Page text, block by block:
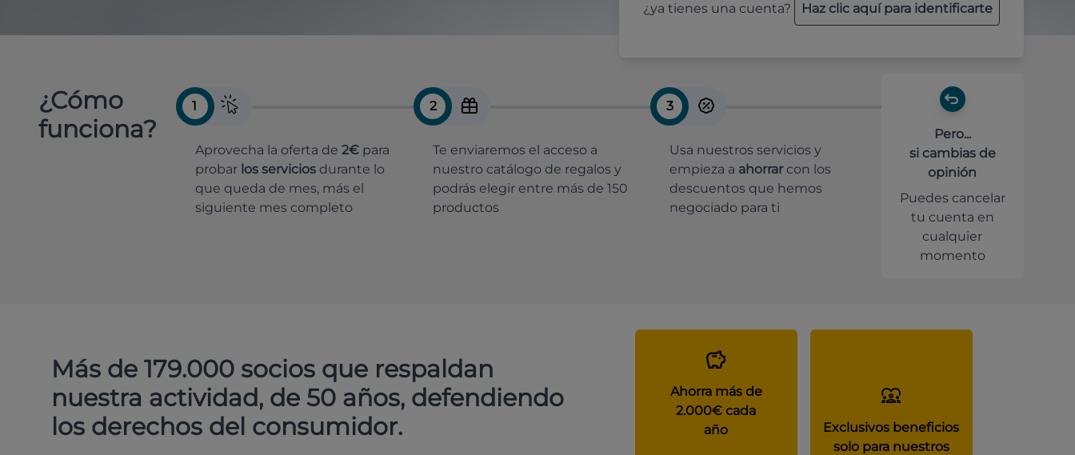
¿ya tienes una cuenta? Haz clic aquí para identificarte
¿Cómo
funciona?
1
Aprovecha la oferta de 2€ para
probar los servicios durante lo
que queda de mes, más el
siguiente mes completo
2
Te enviaremos el acceso a
nuestro catálogo de regalos y
podrás elegir entre más de 150
productos
3
Usa nuestros servicios y
empieza a ahorrar con los
descuentos que hemos
negociado para ti
Pero...
si cambias de
opinión
Puedes cancelar
tu cuenta en
cualquier
momento
Más de 179.000 socios que respaldan
nuestra actividad, de 50 años, defendiendo
los derechos del consumidor.
Ahorra más de
2.000€ cada
año
Exclusivos beneficios
solo para nuestros